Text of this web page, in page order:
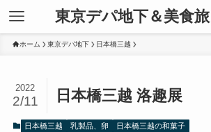
東京デパ地下＆美食
ホーム 東京デパ地下 日本橋三越
日本橋三越 洛趣展
2022
2/11
日本橋三越 乳製品、卵 日本橋三越の和菓子